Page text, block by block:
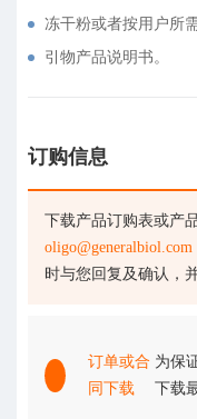
冻干粉或者按用户所
引物产品说明书。
订购信息
下载产品订购表或产
oligo@generalbiol.com
时与您回复及确认，
订单或合
同下载
为保
下载